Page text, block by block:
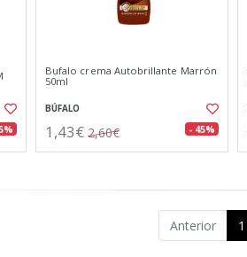
Bufalo crema Autobrillante Marrón
50ml
BÚFALO
1,43€ 2,60€ - 45%
Anterior 1